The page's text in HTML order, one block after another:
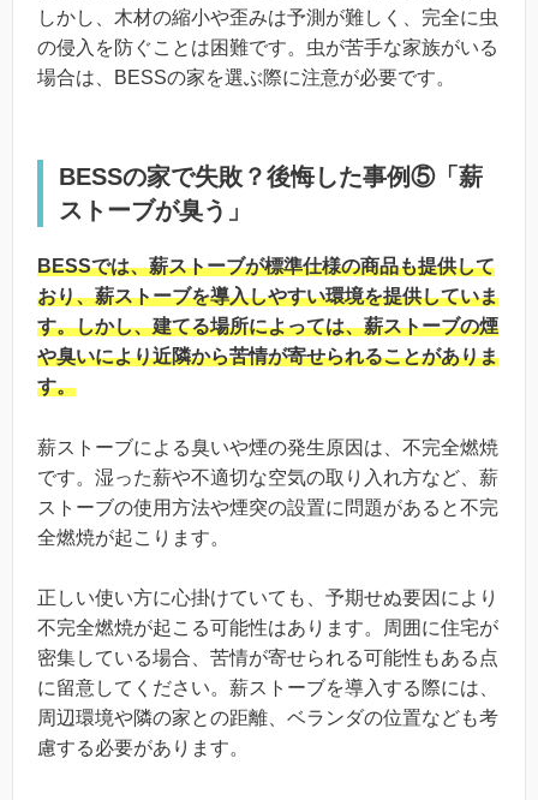
しかし、木材の縮小や歪みは予測が難しく、完全に虫
の侵入を防ぐことは困難です。虫が苦手な家族がいる
場合は、BESSの家を選ぶ際に注意が必要です。
BESSの家で失敗？後悔した事例⑤「薪
ストーブが臭う」
BESSでは、薪ストーブが標準仕様の商品も提供して
おり、薪ストーブを導入しやすい環境を提供していま
す。しかし、建てる場所によっては、薪ストーブの煙
や臭いにより近隣から苦情が寄せられることがありま
す。
薪ストーブによる臭いや煙の発生原因は、不完全燃焼
です。湿った薪や不適切な空気の取り入れ方など、薪
ストーブの使用方法や煙突の設置に問題があると不完
全燃焼が起こります。
正しい使い方に心掛けていても、予期せぬ要因により
不完全燃焼が起こる可能性はあります。周囲に住宅が
密集している場合、苦情が寄せられる可能性もある点
に留意してください。薪ストーブを導入する際には、
周辺環境や隣の家との距離、ベランダの位置なども考
慮する必要があります。